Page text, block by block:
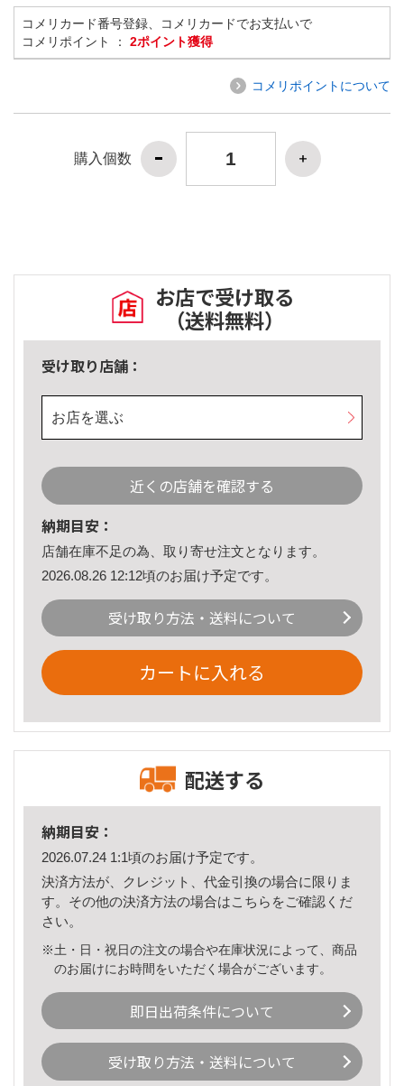
コメリカード番号登録、コメリカードでお支払いで
コメリポイント ： 2ポイント獲得
コメリポイントについて
購入個数
お店で受け取る
（送料無料）
受け取り店舗：
お店を選ぶ
近くの店舗を確認する
納期目安：
店舗在庫不足の為、取り寄せ注文となります。
2026.08.26 12:12頃のお届け予定です。
受け取り方法・送料について
カートに入れる
配送する
納期目安：
2026.07.24 1:1頃のお届け予定です。
決済方法が、クレジット、代金引換の場合に限りま
す。その他の決済方法の場合はこちら をご確認くだ
さい。
※土・日・祝日の注文の場合や在庫状況によって、商品
のお届けにお時間をいただく場合がございます。
即日出荷条件について
受け取り方法・送料について